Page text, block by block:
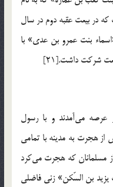
در بیعت عقبه دوم در سال
بنت عمرو بن عدی» با
شرکت داشت.[21]
می‌آمدند و با رسول
هجرت به مدینه با تمامی
مسلمانان که هجرت می‌کرد
بن السّکن» زنی فاضلی